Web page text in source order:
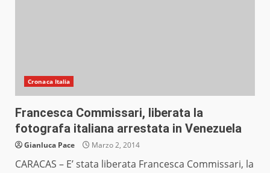
Cronaca Italia
Francesca Commissari, liberata la
fotografa italiana arrestata in Venezuela
Gianluca Pace Marzo 2, 2014
CARACAS – E’ stata liberata Francesca Commissari, la